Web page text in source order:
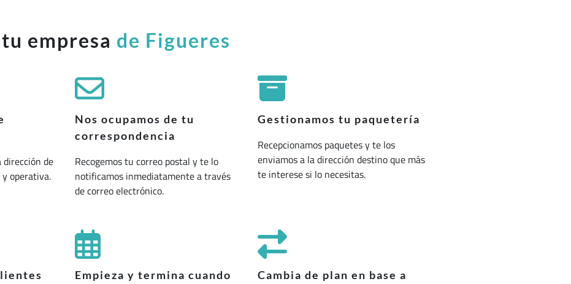
empresa de Figueres
dirección de
operativa.
Nos ocupamos de tu
correspondencia
Recogemos tu correo postal y te lo
notificamos inmediatamente a través
de correo electrónico.
Gestionamos tu paquetería
Recepcionamos paquetes y te los
enviamos a la dirección destino que más
te interese si lo necesitas.
Empieza y termina cuando
Cambia de plan en base a